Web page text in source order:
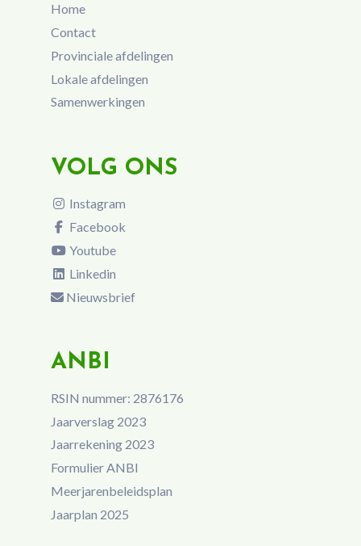
Home
Contact
Provinciale afdelingen
Lokale afdelingen
Samenwerkingen
VOLG ONS
Instagram
Facebook
Youtube
Linkedin
Nieuwsbrief
ANBI
RSIN nummer: 2876176
Jaarverslag 2023
Jaarrekening 2023
Formulier ANBI
Meerjarenbeleidsplan
Jaarplan 2025